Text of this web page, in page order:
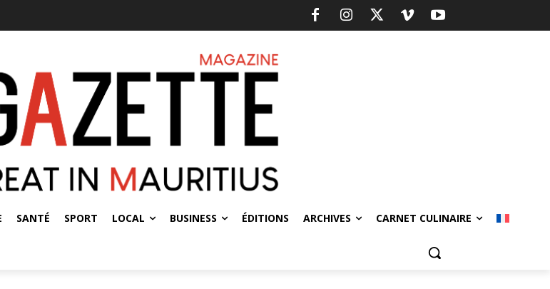
SANTÉ SPORT LOCAL BUSINESS ÉDITIONS ARCHIVES CARNET CULINAIRE